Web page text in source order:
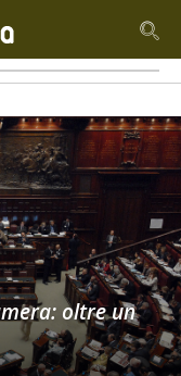
oltre un